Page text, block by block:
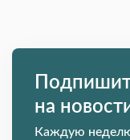
на
Каждую